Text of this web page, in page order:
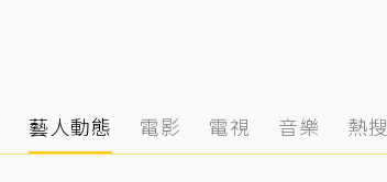
藝人動態 電影 電視 音樂 熱搜